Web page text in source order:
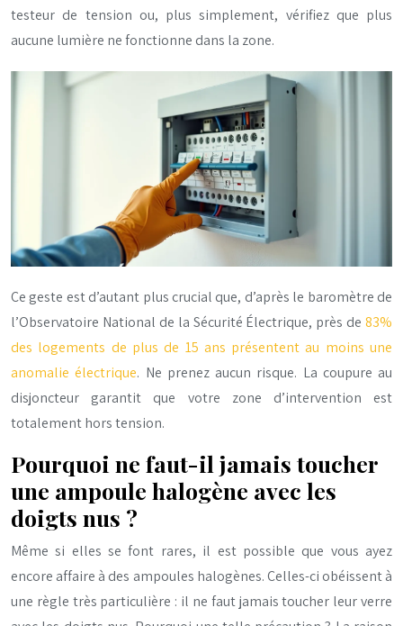
testeur de tension ou, plus simplement, vérifiez que plus
aucune lumière ne fonctionne dans la zone.
Ce geste est d’autant plus crucial que, d’après le baromètre de
l’Observatoire National de la Sécurité Électrique, près de 83%
des logements de plus de 15 ans présentent au moins une
anomalie électrique. Ne prenez aucun risque. La coupure au
disjoncteur garantit que votre zone d’intervention est
totalement hors tension.
Pourquoi ne faut-il jamais toucher
une ampoule halogène avec les
doigts nus ?
Même si elles se font rares, il est possible que vous ayez
encore affaire à des ampoules halogènes. Celles-ci obéissent à
une règle très particulière : il ne faut jamais toucher leur verre